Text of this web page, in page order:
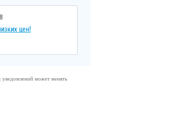
цен!
уведомлений может менять